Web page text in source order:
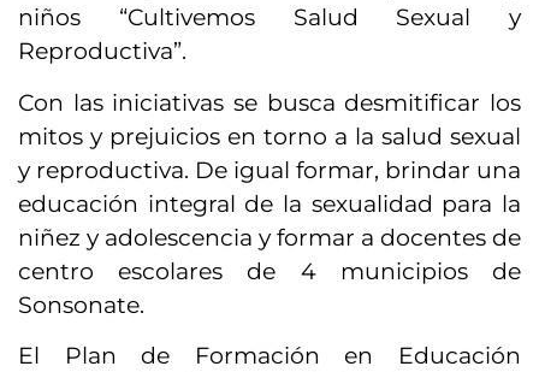
niños “Cultivemos Salud Sexual y
Reproductiva”.
Con las iniciativas se busca desmitificar los
mitos y prejuicios en torno a la salud sexual
y reproductiva. De igual formar, brindar una
educación integral de la sexualidad para la
niñez y adolescencia y formar a docentes de
centro escolares de 4 municipios de
Sonsonate.
El Plan de Formación en Educación